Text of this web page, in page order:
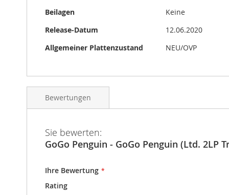
Beilagen
Keine
Release-Datum
12.06.2020
Allgemeiner Plattenzustand
NEU/OVP
Bewertungen
Sie bewerten:
GoGo Penguin - GoGo Penguin (Ltd. 2LP
Ihre Bewertung
Rating